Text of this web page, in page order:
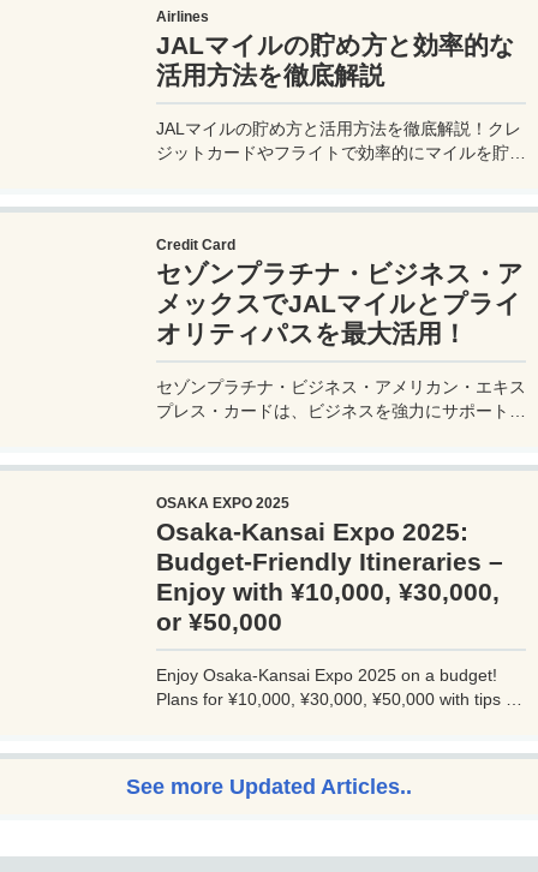
Airlines
JALマイルの貯め方と効率的な
活用方法を徹底解説
JALマイルの貯め方と活用方法を徹底解説！クレ
ジットカードやフライトで効率的にマイルを貯
Credit Card
セゾンプラチナ・ビジネス・ア
メックスでJALマイルとプライ
オリティパスを最大活用！
セゾンプラチナ・ビジネス・アメリカン・エキス
プレス・カードは、ビジネスを強力にサポートす
最適です。初年度の年会費無料も魅力。ステータ
スと実用性を兼ね備えたビジネスカードで、あな
たのビジネスをワンランクアップさせませんか？
OSAKA EXPO 2025
Osaka-Kansai Expo 2025:
Budget-Friendly Itineraries –
Enjoy with ¥10,000, ¥30,000,
or ¥50,000
Enjoy Osaka-Kansai Expo 2025 on a budget!
Plans for ¥10,000, ¥30,000, ¥50,000 with tips to
See more Updated Articles..